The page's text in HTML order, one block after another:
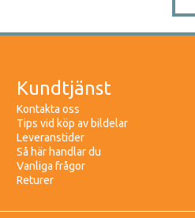
Kundtjänst
Kontakta oss
Tips vid köp av bildelar
Leveranstider
Så här handlar du
Vanliga frågor
Returer